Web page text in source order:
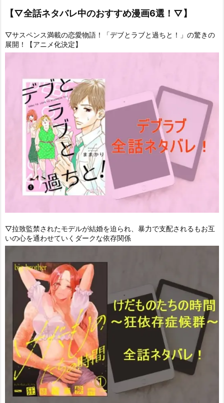
【▽全話ネタバレ中のおすすめ漫画6選！▽】
▽サスペンス満載の恋愛物語！「デブとラブと過ちと！」の驚きの
展開！【アニメ化決定】
▽拉致監禁されたモデルが結婚を迫られ、暴力で支配されるもお互
いの心を通わせていくダークな依存関係